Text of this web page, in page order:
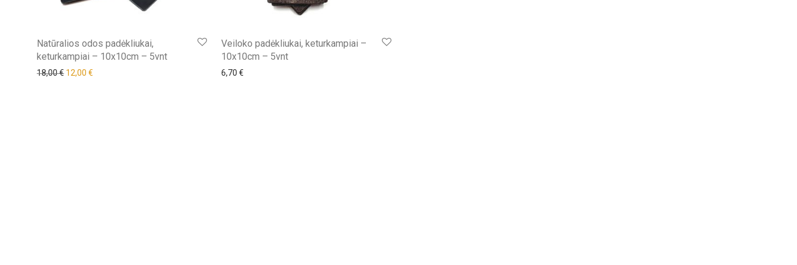
Natūralios odos padėkliukai,
keturkampiai – 10x10cm – 5vnt
18,00€ 12,00 €
Veiloko padėkliukai, keturkampiai –
10x10cm – 5vnt
6,70 €